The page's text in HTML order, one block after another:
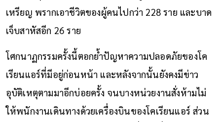
เหรียญ พรากเอาชีวิตของผู้คนไปกว่า 228 ราย และบาด
เจ็บสาหัสอีก 26 ราย
โศกนาฏกรรมครั้งนี้ตอกย้ำปัญหาความปลอดภัยของโค
เรียนแอร์ที่มีอยู่ก่อนหน้า และหลังจากนั้นยังคงมีข่าว
อุบัติเหตุตามมาอีกบ่อยครั้ง จนบางหน่วยงานสั่งห้ามไม่
ให้พนักงานเดินทางด้วยเครื่องบินของโคเรียนแอร์ ส่วน